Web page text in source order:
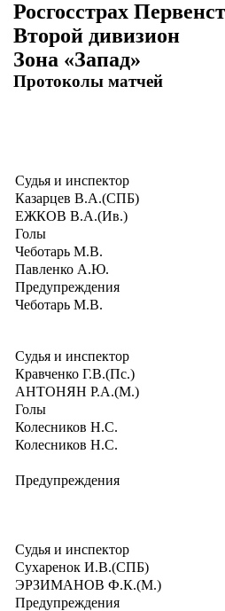
Росгосстрах
Второй дивизион
Зона «Запад»
Протоколы матчей
Судья и инспектор
Казарцев В.А.(СПБ)
ЕЖКОВ В.А.(Ив.)
Голы
Чеботарь М.В.
Павленко А.Ю.
Предупреждения
Чеботарь М.В.
Судья и инспектор
Кравченко Г.В.(Пс.)
АНТОНЯН Р.А.(М.)
Голы
Колесников Н.С.
Колесников Н.С.
Предупреждения
Судья и инспектор
Сухаренок И.В.(СПБ)
ЭРЗИМАНОВ Ф.К.(М.)
Предупреждения